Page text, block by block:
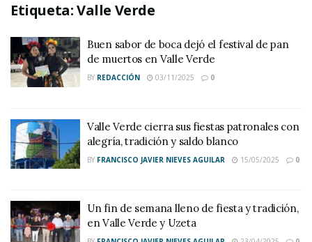
Etiqueta:Valle Verde
Buen sabor de boca dejó el festival de pan
de muertos en Valle Verde
BY REDACCIÓN 03/11/2025 0
Valle Verde cierra sus fiestas patronales con
alegría, tradición y saldo blanco
BY FRANCISCO JAVIER NIEVES AGUILAR 15/05/2025 0
Un fin de semana lleno de fiesta y tradición,
en Valle Verde y Uzeta